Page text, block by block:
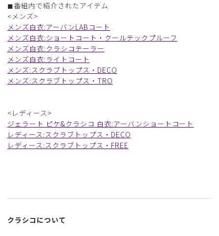
◼︎番組内で紹介されたアイテム
<メンズ>
メンズ白衣:アーバンLABコート
メンズ白衣:ショートコート・クールテックプルーフ
メンズ白衣:クラシコテーラー
メンズ白衣:ライトコート
メンズ:スクラブトップス・DECO
メンズ:スクラブトップス・TRO
<レディース>
ジェラート ピケ&クラシコ 白衣:アーバンショートコート
レディース:スクラブトップス・DECO
レディース:スクラブトップス・FREE
クラシコについて